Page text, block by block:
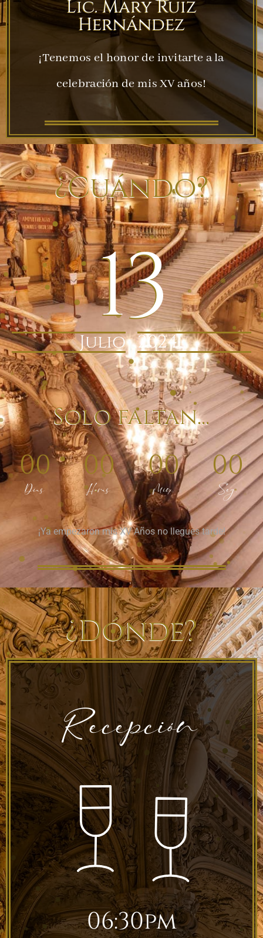
Lic. Mary Ruiz
Hernández
¡Tenemos el honor de invitarte a la
celebración de mis XV años!
¿Cuándo?
13
Julio 2024
Solo faltan...
00
Días
00
Horas
00
Min.
00
Seg.
¡Ya empezaron mis XV Años no llegues tarde!
¿Dónde?
Recepción
06:30pm